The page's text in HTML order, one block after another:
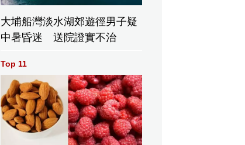
大埔船灣淡水湖郊遊徑男子疑
中暑昏迷 送院證實不治
Top 11